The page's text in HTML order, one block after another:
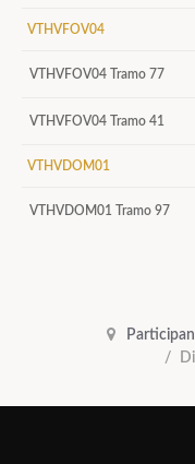
VTHVFOV04
VTHVFOV04 Tramo 77
VTHVFOV04 Tramo 41
VTHVDOM01
VTHVDOM01 Tramo 97